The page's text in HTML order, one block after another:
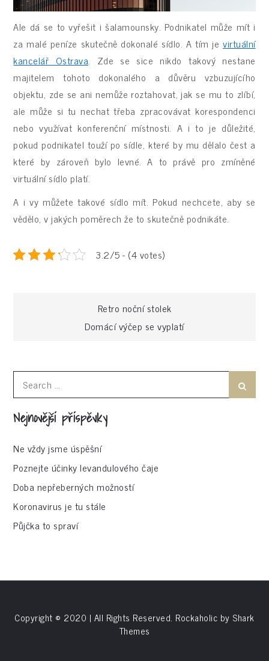
Ale dá se to vyřešit i šalamounsky. Podnikatel může mít i
za malé peníze skutečně dokonalé sídlo. A tím jevirtuální
kancelář Ostrava. Zde se sice nikdo takový nestane
majitelem tohoto dokonalého a důvěru vzbuzujícího
objektu, zde se ani nemůže roztahovat, jak se mu to zlíbí,
ale může si tu nechat třeba zpracovávat korespondenci
nebo využívat konferenční místnosti. A i to je důležité,
pokud podnikatel touží po sídle, které by mu dělalo čest a
které by zároveň bylo levné. A to právě pro zmíněné
virtuální sídlo platí.
A i vy můžete takové sídlo mít. Pokud nechcete, aby se
vědělo, v jakých poměrech že to skutečně podnikáte.
3.2/5 - (4 votes)
Navigace
příspěvek
Retro noční stolek
Domácí výčep se vyplatí
for:
Nejnovější příspěvky
Ne vždy jsme úspěšní
Poznejte účinky levandulového čaje
Doba nepřeberných možností
Koronavirus je tu stále
Půjčka to spraví
Copyright © 2020 | All Rights Reserved. Rockaholic by Shark
Themes